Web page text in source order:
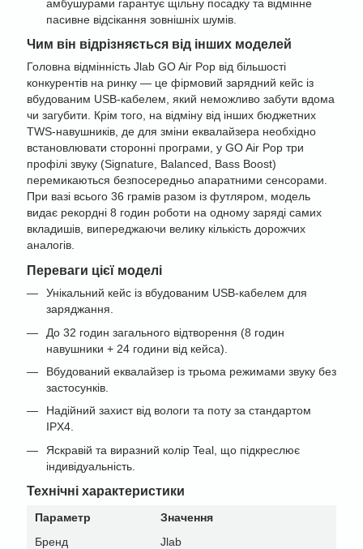
амбушурами гарантує щільну посадку та відмінне
пасивне відсікання зовнішніх шумів.
Чим він відрізняється від інших моделей
Головна відмінність Jlab GO Air Pop від більшості
конкурентів на ринку — це фірмовий зарядний кейс із
вбудованим USB-кабелем, який неможливо забути вдома
чи загубити. Крім того, на відміну від інших бюджетних
TWS-навушників, де для зміни еквалайзера необхідно
встановлювати сторонні програми, у GO Air Pop три
профілі звуку (Signature, Balanced, Bass Boost)
перемикаються безпосередньо апаратними сенсорами.
При вазі всього 36 грамів разом із футляром, модель
видає рекордні 8 годин роботи на одному заряді самих
вкладишів, випереджаючи велику кількість дорожчих
аналогів.
Переваги цієї моделі
Унікальний кейс із вбудованим USB-кабелем для
заряджання.
До 32 годин загального відтворення (8 годин
навушники + 24 години від кейса).
Вбудований еквалайзер із трьома режимами звуку без
застосунків.
Надійний захист від вологи та поту за стандартом
IPX4.
Яскравій та виразний колір Teal, що підкреслює
індивідуальність.
Технічні характеристики
Параметр
Значення
Бренд
Jlab